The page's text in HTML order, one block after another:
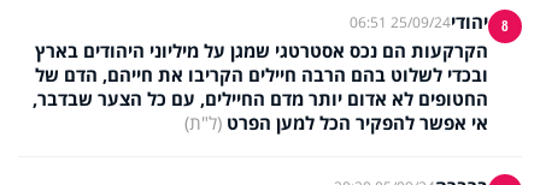
8 יהודי25/09/24 06:51
הקרקעות הם נכס אסטרטגי שמגן על מיליוני היהודים בארץ
ובכדי לשלוט בהם הרבה חיילים הקריבו את חייהם, הדם של
החטופים לא אדום יותר מדם החיילים, עם כל הצער שבדבר,
אי אפשר להפקיר הכל למען הפרט (ל"ת)